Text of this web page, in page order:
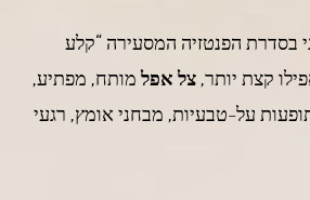
בסדרת הפנטזיה המסעירה “קלע
קצת יותר, צל אפל מותח, מפתיע,
על-טבעיות, מבחני אומץ, רגעי